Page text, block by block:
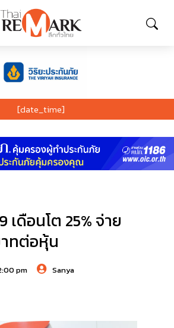
[date_time]
เดือนโต 25% จ่าย
ทต่อหุ้น
pm Sanya